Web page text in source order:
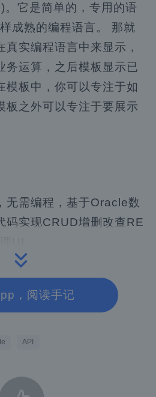
它是简单的，专用的语
成熟的编程语言。 那就
实编程语言中来显示，
务运算，之后模板显示已
模板中，你可以专注于如
板之外可以专注于要展示
无需编程，基于Oracle数
码实现CRUD增删改查RE
，阅读手记
API